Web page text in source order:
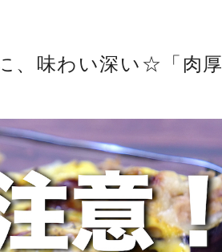
、味わい深い☆「肉厚